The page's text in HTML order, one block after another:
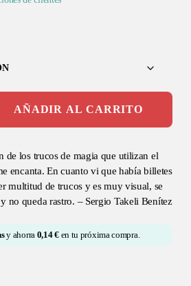
AÑADIR AL CARRITO
de los trucos de magia que utilizan el
encanta. En cuanto vi que había billetes
multitud de trucos y es muy visual, se
no queda rastro. – Sergio Takeli Benítez
y ahorra 0,14€en tu próxima compra.